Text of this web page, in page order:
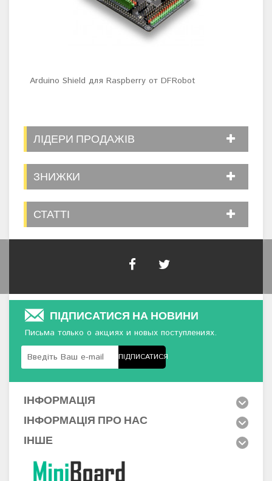
Arduino Shield для Raspberry от DFRobot
ЛІДЕРИ ПРОДАЖІВ
ЗНИЖКИ
СТАТТІ
ПІДПИСАТИСЯ НА НОВИНИ
Письма только о акциях и новых поступлениях.
ПІДПИСАТИСЯ
ІНФОРМАЦІЯ
ІНФОРМАЦІЯ ПРО НАС
ІНШЕ